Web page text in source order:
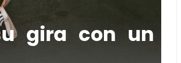
gira con un